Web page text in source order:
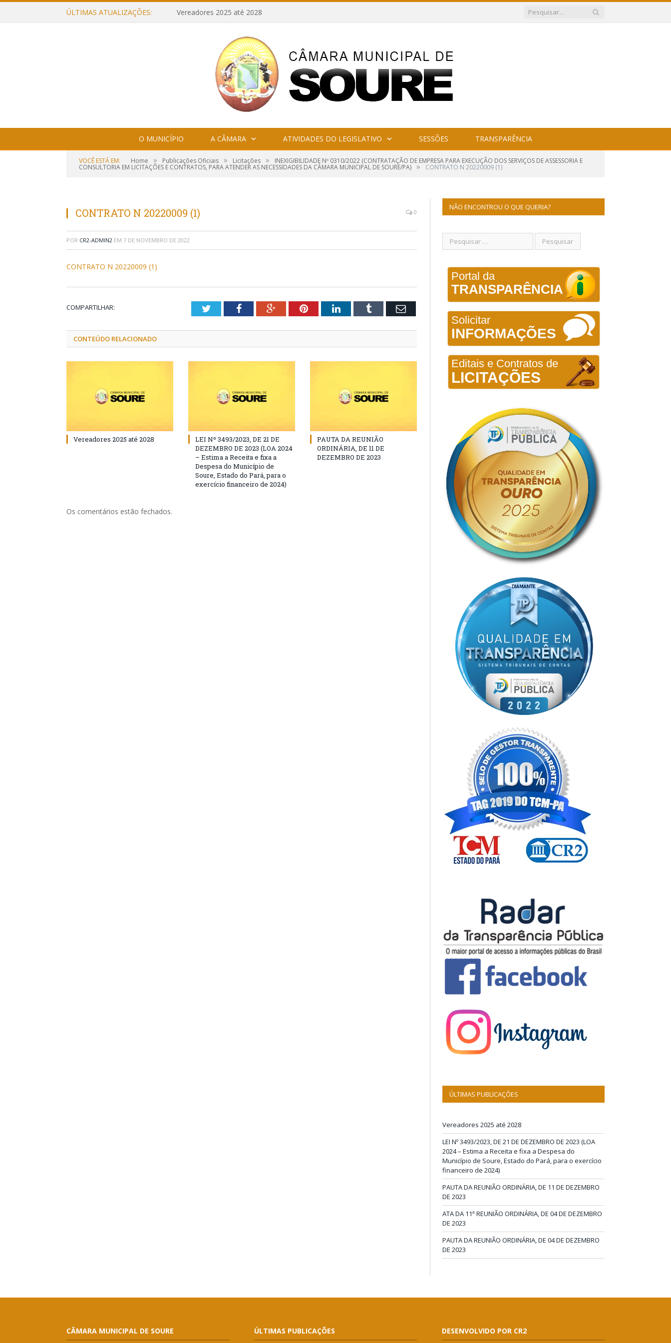
ÚLTIMAS ATUALIZAÇÕES: Vereadores 2025 até 2028
O MUNICÍPIO A CÂMARA ATIVIDADES DO LEGISLATIVO SESSÕES TRANSPARÊNCIA
VOCÊ ESTÁ EM: Home » Publicações Oficiais » Licitações » INEXIGIBILIDADE Nº 0310/2022 (CONTRATAÇÃO DE EMPRESA PARA EXECUÇÃO DOS SERVIÇOS DE ASSESSORIA E
CONSULTORIA EM LICITAÇÕES E CONTRATOS, PARA ATENDER AS NECESSIDADES DA CÂMARA MUNICIPAL DE SOURE/PA) » CONTRATO N 20220009 (1)
CONTRATO N 20220009 (1) 0
POR CR2-ADMIN2 EM 7 DE NOVEMBRO DE 2022
CONTRATO N 20220009 (1)
COMPARTILHAR: TwitterFacebookGoogle+PinterestLinkedInTumblr Email
CONTEÚDO RELACIONADO
Vereadores 2025 até 2028
LEI Nº 3493/2023, DE 21 DE
DEZEMBRO DE 2023 (LOA 2024
– Estima a Receita e fixa a
Despesa do Município de
Soure, Estado do Pará, para o
exercício financeiro de 2024)
PAUTA DA REUNIÃO
ORDINÁRIA, DE 11 DE
DEZEMBRO DE 2023
Os comentários estão fechados.
NÃO ENCONTROU O QUE QUERIA?
Portal da
TRANSPARÊNCIA
Solicitar
INFORMAÇÕES
Editais e Contratos de
LICITAÇÕES
ÚLTIMAS PUBLICAÇÕES
Vereadores 2025 até 2028
LEI Nº 3493/2023, DE 21 DE DEZEMBRO DE 2023 (LOA
2024 – Estima a Receita e fixa a Despesa do
Município de Soure, Estado do Pará, para o exercício
financeiro de 2024)
PAUTA DA REUNIÃO ORDINÁRIA, DE 11 DE DEZEMBRO
DE 2023
ATA DA 11ª REUNIÃO ORDINÁRIA, DE 04 DE DEZEMBRO
DE 2023
PAUTA DA REUNIÃO ORDINÁRIA, DE 04 DE DEZEMBRO
DE 2023
CÂMARA MUNICIPAL DE SOURE ÚLTIMAS PUBLICAÇÕES DESENVOLVIDO POR CR2